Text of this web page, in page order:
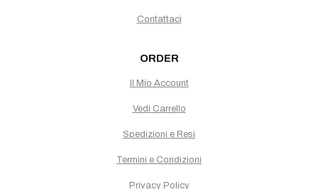
Contattaci
ORDER
Il Mio Account
Vedi Carrello
Spedizioni e Resi
Termini e Condizioni
Privacy Policy